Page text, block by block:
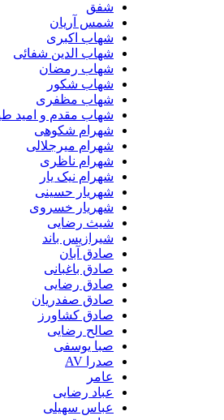
شمس آریان
شهاب اکبری
شهاب الدین شفائی
شهاب رمضان
شهاب شکور
شهاب مظفری
شهاب مقدم و امید طیبی
شهرام شکوهی
شهرام میرجلالی
شهرام ناظری
شهرام نیک یار
شهریار حسینی
شهریار خسروی
شیث رضایی
شیرازیس باند
صادق آبان
صادق باغبانی
صادق رضایی
صادق صفدریان
صادق کشاورز
صالح رضایی
صبا یوسفی
عباد رضایی
عباس سهیلی